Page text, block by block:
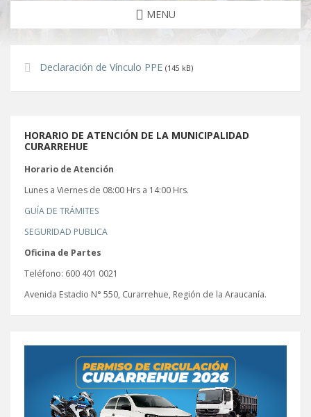
MENU
Declaración de Vínculo PPE (145 kB)
HORARIO DE ATENCIÓN DE LA MUNICIPALIDAD
CURARREHUE
Horario de Atención
Lunes a Viernes de 08:00 Hrs a 14:00 Hrs.
GUÍA DE TRÁMITES
SEGURIDAD PUBLICA
Oficina de Partes
Teléfono: 600 401 0021
Avenida Estadio N° 550, Curarrehue, Región de la Araucanía.